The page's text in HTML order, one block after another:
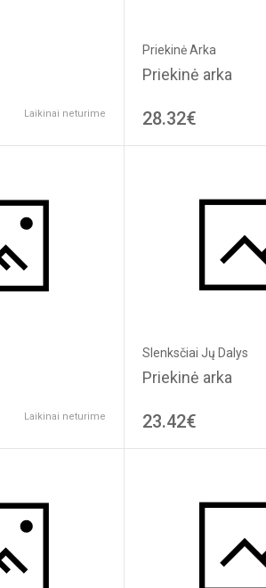
Laikinai neturime
Priekinė Arka
Priekinė arka
28.32€
Laikinai neturime
Slenksčiai Jų Dalys
Priekinė arka
23.42€